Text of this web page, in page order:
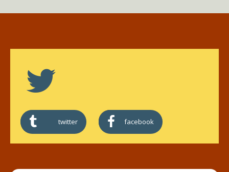
twitter facebook